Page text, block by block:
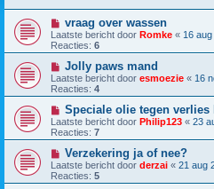
vraag over wassen
Laatste bericht door Romke « 16
Reacties: 6
Jolly paws mand
Laatste bericht door esmoezie « 16
Reacties: 4
Speciale olie tegen verlies
Laatste bericht door Philip123 « 23
Reacties: 7
Verzekering ja of nee?
Laatste bericht door derzai « 21 aug
Reacties: 5